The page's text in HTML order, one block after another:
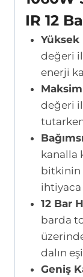
IR 12
Yüksek
değeri
enerji
değeri
tutarken
kanalla
bitkinin
12 Bar
barda
dalın
Geniş